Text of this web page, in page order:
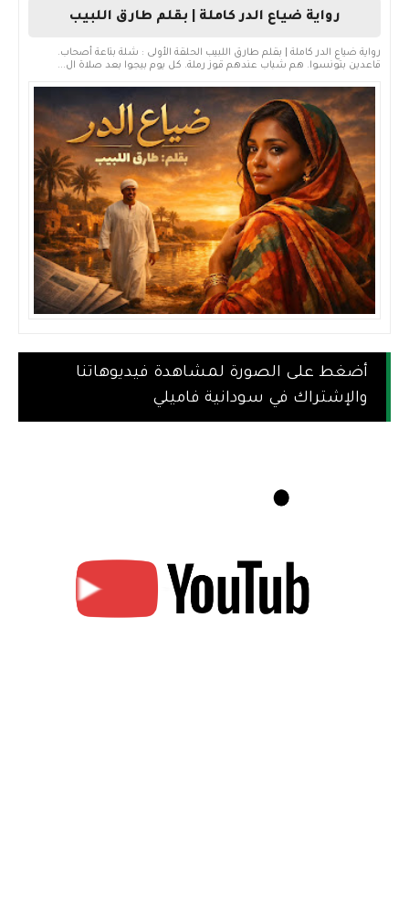
رواية ضياع الدر كاملة | بقلم طارق اللبيب
رواية ضياع الدر كاملة | بقلم طارق اللبيب الحلقة الأولى : شلة بتاعة أصحاب.
قاعدين بتونسوا. هم شباب عندهم قوز رملة. كل يوم بيجوا بعد صلاة ال...
أضغط على الصورة لمشاهدة فيديوهاتنا
والإشتراك في سودانية فاميلي